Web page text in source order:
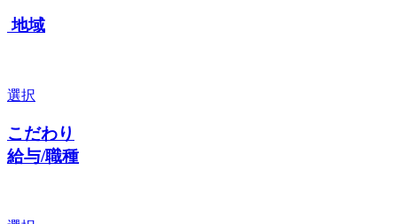
地域
選択
こだわり
給与/職種